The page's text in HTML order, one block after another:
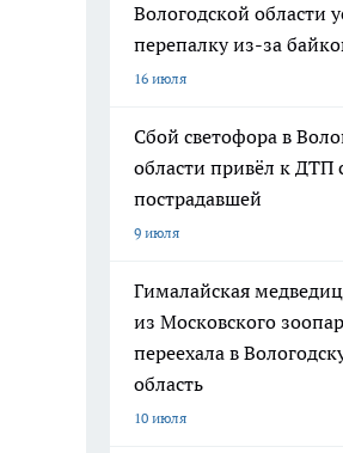
Вологодской области
перепалку из-за
16 июля
Сбой светофора в
области привёл к ДТП
пострадавшей
9 июля
Гималайская
из Московского
переехала в
область
10 июля